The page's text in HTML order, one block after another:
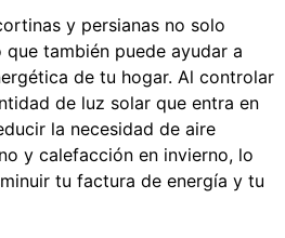
y persianas no solo
también puede ayudar a
de tu hogar. Al controlar
de luz solar que entra en
la necesidad de aire
y calefacción en invierno, lo
tu factura de energía y tu